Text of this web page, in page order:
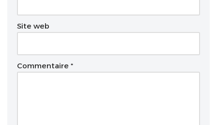
Site web
Commentaire *
: